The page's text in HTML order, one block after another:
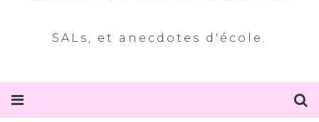
SALs, et anecdotes d'école.